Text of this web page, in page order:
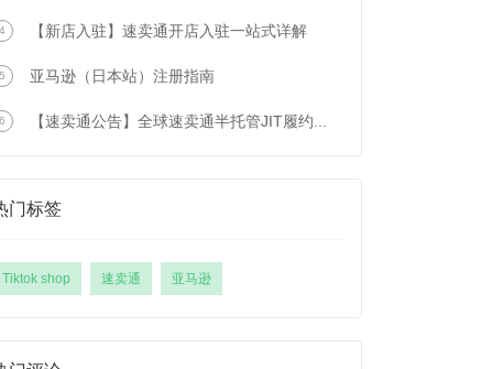
4 【新店入驻】速卖通开店入驻一站式详解
5 亚马逊（日本站）注册指南
6 【速卖通公告】全球速卖通半托管JIT履约...
门标签
Tiktok shop 速卖通 亚马逊